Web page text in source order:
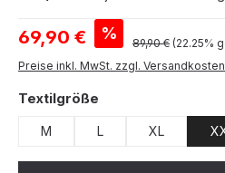
Verkaufspreis:
69,90 € % Regulärer Preis:
89,90 € (22.25%
Preise inkl. MwSt. zzgl. Versandkosten
Textilgröße
M L XL